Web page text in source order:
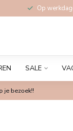
Op
SALE
je bezoek!!